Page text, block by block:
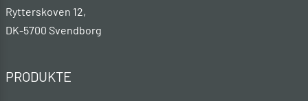
Rytterskoven 12,
DK-5700 Svendborg
PRODUKTE